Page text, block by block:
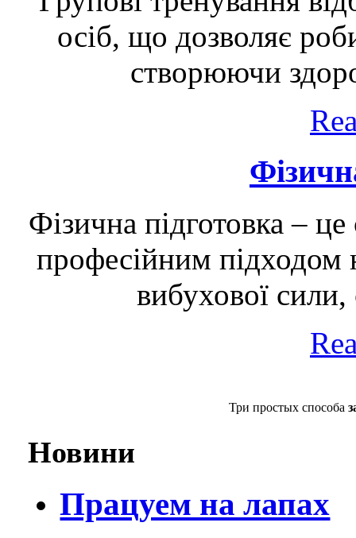
осіб, що дозволяє
створюючи
Фізична підготовка –
професійним підходом
вибухової сили,
Три простых способа
Новини
Працуем на лапах